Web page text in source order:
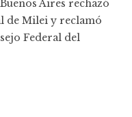
Aires rechazó
de Milei y reclamó
Federal del